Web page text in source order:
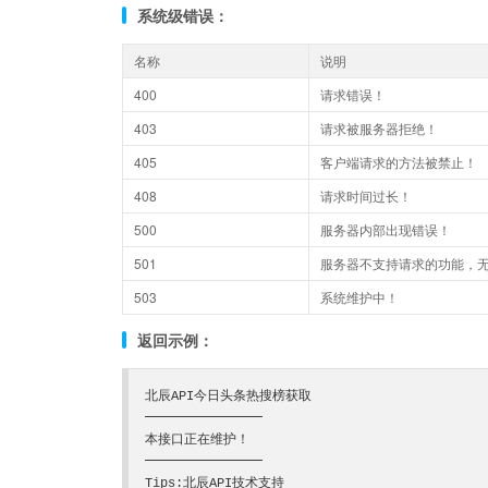
系统级错误：
名称
说明
400
请求错误！
403
请求被服务器拒绝！
405
客户端请求的方法被禁止！
408
请求时间过长！
500
服务器内部出现错误！
501
服务器不支持请求的功能，
503
系统维护中！
返回示例：
北辰API今日头条热搜榜获取
━━━━━━━━━
本接口正在维护！
━━━━━━━━━
Tips:北辰API技术支持